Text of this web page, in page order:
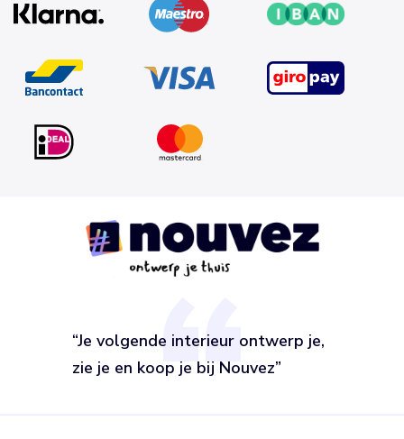
“Je volgende interieur ontwerp je,
zie je en koop je bij Nouvez”